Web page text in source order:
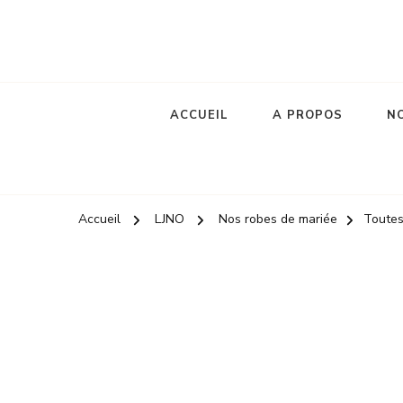
ACCUEIL A PROPOS
Accueil LJNO Nos robes de mariée